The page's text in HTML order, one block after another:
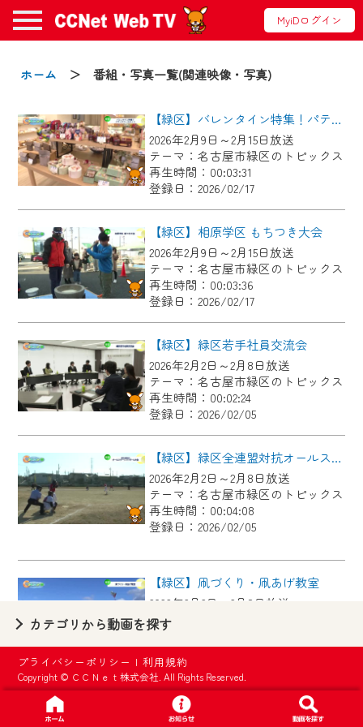
MyiDログイン
ホーム ＞ 番組・写真一覧(関連映像・写真)
【緑区】バレンタイン特集！パティスリールルット
2026年2月9日～2月15日放送
テーマ：名古屋市緑区のトピックス
再生時間：00:03:31
登録日：2026/02/17
【緑区】相原学区 もちつき大会
2026年2月9日～2月15日放送
テーマ：名古屋市緑区のトピックス
再生時間：00:03:36
登録日：2026/02/17
【緑区】緑区若手社員交流会
2026年2月2日～2月8日放送
テーマ：名古屋市緑区のトピックス
再生時間：00:02:24
登録日：2026/02/05
【緑区】緑区全連盟対抗オールスターソフトボール大会
2026年2月2日～2月8日放送
テーマ：名古屋市緑区のトピックス
再生時間：00:04:08
登録日：2026/02/05
【緑区】凧づくり・凧あげ教室
2026年2月2日～2月8日放送
テーマ：名古屋市緑区のトピックス
再生時間：00:02:55
登録日：2026/02/05
【緑区】有松天満社で伝統の左義長
2026年2月2日～2月8日放送
カテゴリから動画を探す
プライバシーポリシー |利用規約
Copyright © ＣＣＮｅｔ株式会社. All Rights Reserved.
お知らせ
2024/09/02
動画配信サービス『CCNet Web TV』は2024
年9月24日からリニューアルします！
【変更点】
◆デザイン変更により、お住まいの地域
の動画コンテンツが一目瞭然。
◆当社アプリやＰＣブラウザから、いつ
でも・どこでも・外出先でも！
CCNetサービスエリア20市町の地域情報
番組をご視聴いただけます！
【ご注意】
2024年9月24日からはご加入者様へのサー
ビス向上のため、
『CCNet Web TV』を利用いただくには、
一部コンテンツを除き、
CCNetサービスへの加入と『CCNetマイ
ページ※』へのログインが必要となりま
す。
いたします。
要となります。
※MyIDとは、CCNet Web TVを含むCCNetの
各種サービスをご利用頂くためのIDです。
IDはお客様が使っているメールアドレス
で設定できます。